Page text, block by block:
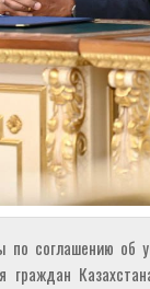
соглашению об
граждан